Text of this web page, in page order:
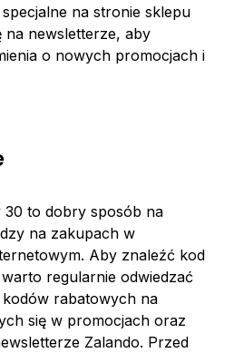
na stronie sklepu
na newsletterze, aby
o nowych promocjach i
30 to dobry sposób na
na zakupach w
Aby znaleźć kod
regularnie odwiedzać
rabatowych na
się w promocjach oraz
Zalando. Przed